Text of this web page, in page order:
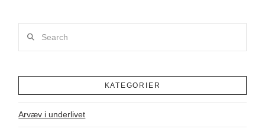
KATEGORIER
Arvæv i underlivet